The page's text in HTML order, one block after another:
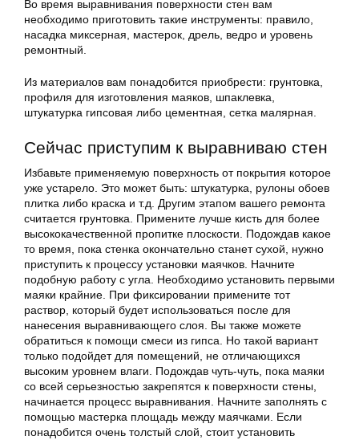
Во время выравнивания поверхности стен вам
необходимо приготовить такие инструменты: правило,
насадка миксерная, мастерок, дрель, ведро и уровень
ремонтный.
Из материалов вам понадобится приобрести: грунтовка,
профиля для изготовления маяков, шпаклевка,
штукатурка гипсовая либо цементная, сетка малярная.
Сейчас приступим к выравниваю стен
Избавьте применяемую поверхность от покрытия которое
уже устарело. Это может быть: штукатурка, рулоны обоев
плитка либо краска и т.д. Другим этапом вашего ремонта
считается грунтовка. Примените лучше кисть для более
высококачественной пропитке плоскости. Подождав какое
то время, пока стенка окончательно станет сухой, нужно
приступить к процессу установки маячков. Начните
подобную работу с угла. Необходимо установить первыми
маяки крайние. При фиксировании примените тот
раствор, который будет использоваться после для
нанесения выравнивающего слоя. Вы также можете
обратиться к помощи смеси из гипса. Но такой вариант
только подойдет для помещений, не отличающихся
высоким уровнем влаги. Подождав чуть-чуть, пока маяки
со всей серьезностью закрепятся к поверхности стены,
начинается процесс выравнивания. Начните заполнять с
помощью мастерка площадь между маячками. Если
понадобится очень толстый слой, стоит установить